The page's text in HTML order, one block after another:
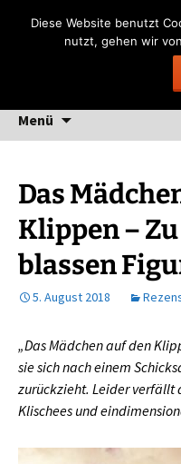
InhaltGerngelesen
"Lesen heißt,
(Fernando Pessoa)
Menü
Das
Klippen –
blassen
5. August 2018
„Das Mädchen auf den
sie sich nach einem
zurückzieht. Leider
Klischees und
Diese Website benutzt
nutzt, gehen wir